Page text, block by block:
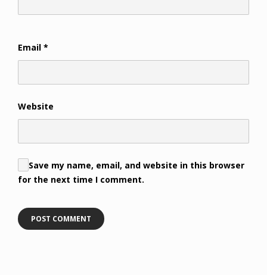
Email *
Website
Save my name, email, and website in this browser
for the next time I comment.